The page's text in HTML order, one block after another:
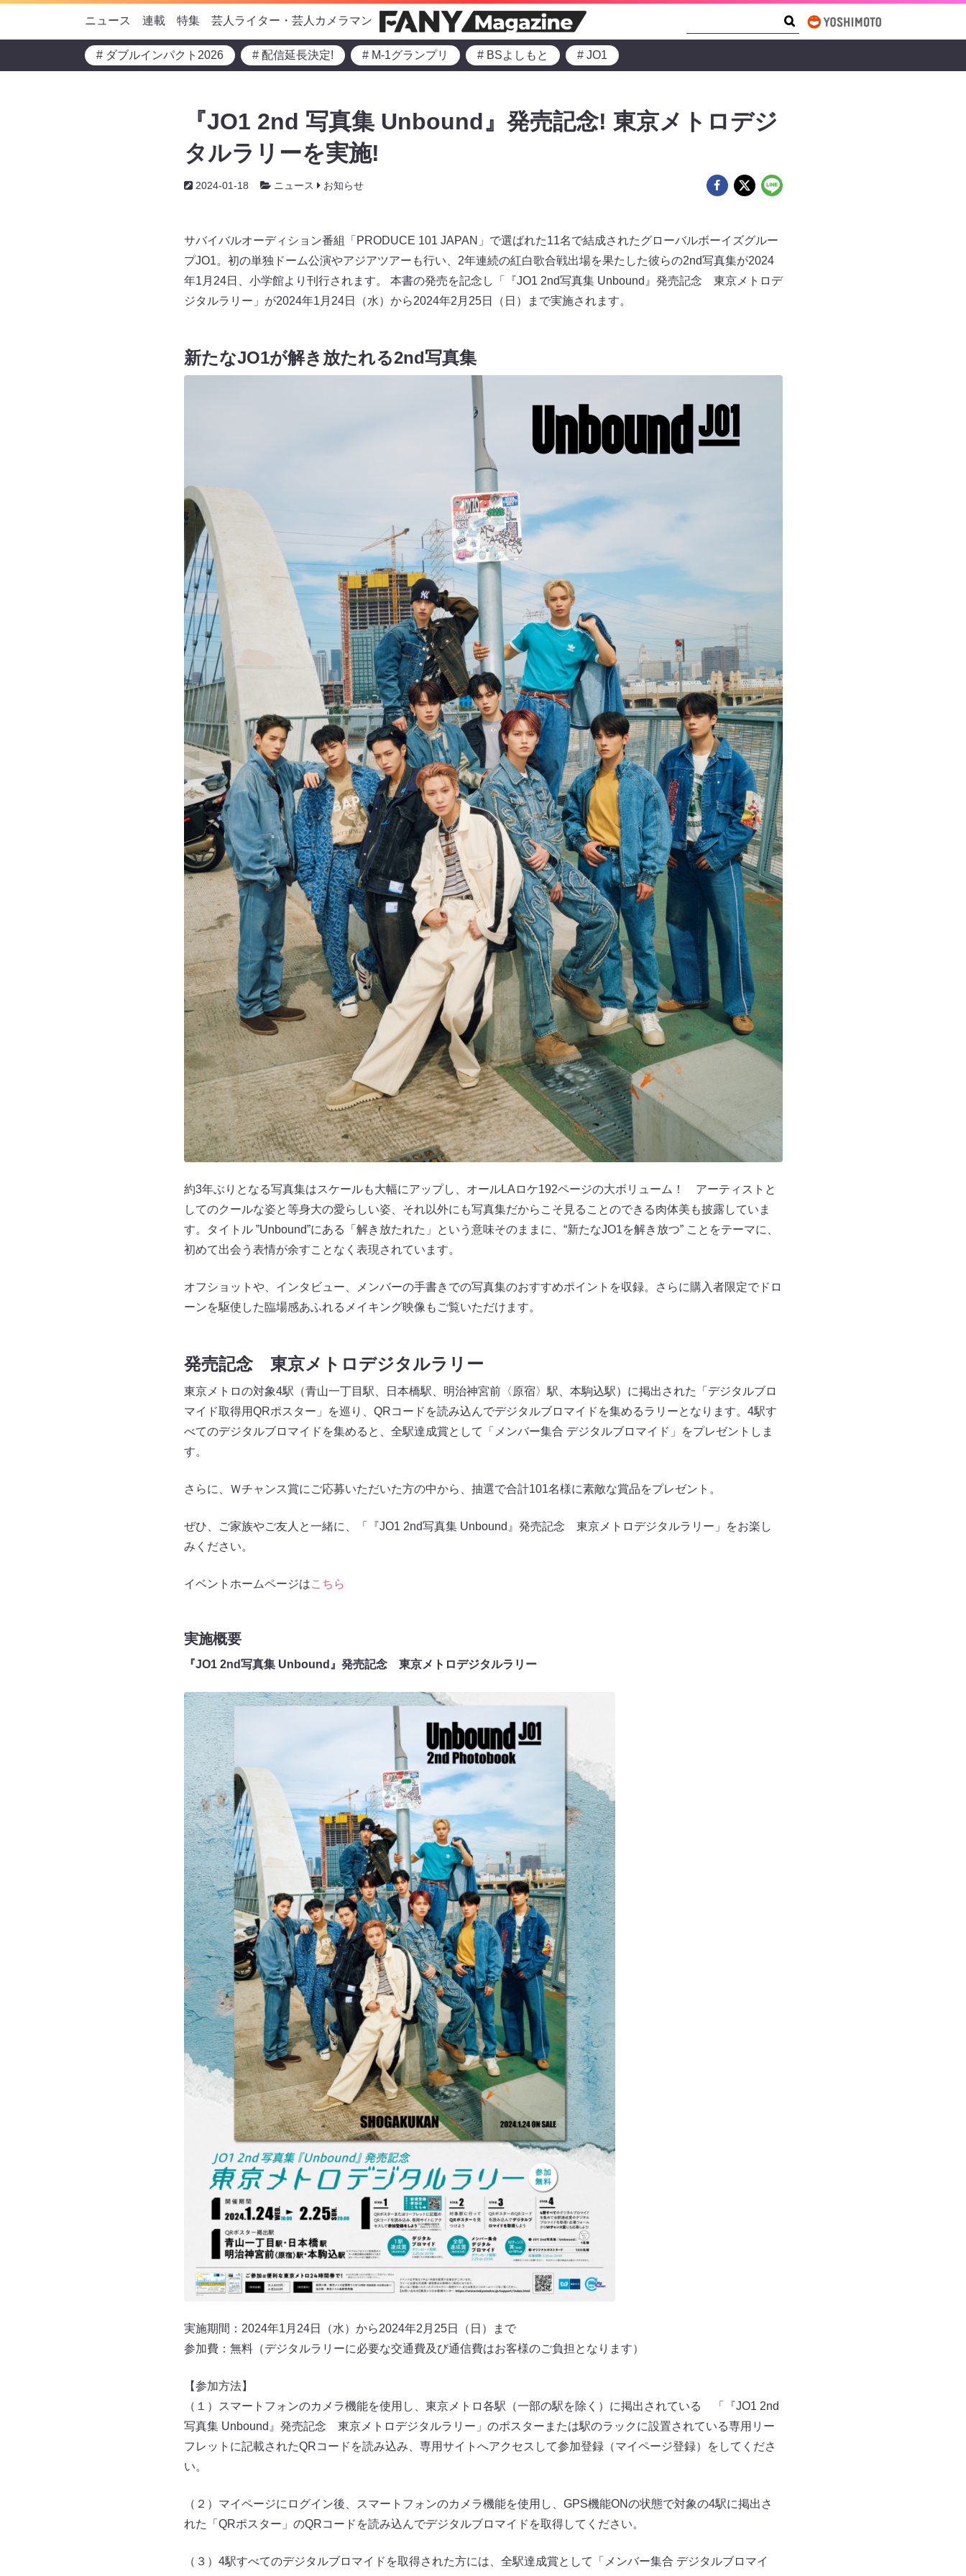
ニュース 連載 特集 芸人ライター・芸人カメラマン
# ダブルインパクト2026 # 配信延長決定! # M-1グランプリ # BSよしもと # JO1
『JO1 2nd 写真集 Unbound』発売記念! 東京メトロデジ
タルラリーを実施!
2024-01-18 ニュース お知らせ
サバイバルオーディション番組「PRODUCE 101 JAPAN」で選ばれた11名で結成されたグローバルボーイズグルー
プJO1。初の単独ドーム公演やアジアツアーも行い、2年連続の紅白歌合戦出場を果たした彼らの2nd写真集が2024
年1月24日、小学館より刊行されます。 本書の発売を記念し「『JO1 2nd写真集 Unbound』発売記念 東京メトロデ
ジタルラリー」が2024年1月24日（水）から2024年2月25日（日）まで実施されます。
新たなJO1が解き放たれる2nd写真集
約3年ぶりとなる写真集はスケールも大幅にアップし、オールLAロケ192ページの大ボリューム！ アーティストと
してのクールな姿と等身大の愛らしい姿、それ以外にも写真集だからこそ見ることのできる肉体美も披露していま
す。タイトル ”Unbound”にある「解き放たれた」という意味そのままに、“新たなJO1を解き放つ” ことをテーマに、
初めて出会う表情が余すことなく表現されています。
オフショットや、インタビュー、メンバーの手書きでの写真集のおすすめポイントを収録。さらに購入者限定でドロ
ーンを駆使した臨場感あふれるメイキング映像もご覧いただけます。
発売記念 東京メトロデジタルラリー
東京メトロの対象4駅（青山一丁目駅、日本橋駅、明治神宮前〈原宿〉駅、本駒込駅）に掲出された「デジタルブロ
マイド取得用QRポスター」を巡り、QRコードを読み込んでデジタルブロマイドを集めるラリーとなります。4駅す
べてのデジタルブロマイドを集めると、全駅達成賞として「メンバー集合 デジタルブロマイド」をプレゼントしま
す。
さらに、Ｗチャンス賞にご応募いただいた方の中から、抽選で合計101名様に素敵な賞品をプレゼント。
ぜひ、ご家族やご友人と一緒に、「『JO1 2nd写真集 Unbound』発売記念 東京メトロデジタルラリー」をお楽し
みください。
イベントホームページはこちら
実施概要
『JO1 2nd写真集 Unbound』発売記念 東京メトロデジタルラリー
実施期間：2024年1月24日（水）から2024年2月25日（日）まで
参加費：無料（デジタルラリーに必要な交通費及び通信費はお客様のご負担となります）
【参加方法】
（１）スマートフォンのカメラ機能を使用し、東京メトロ各駅（一部の駅を除く）に掲出されている 「『JO1 2nd
写真集 Unbound』発売記念 東京メトロデジタルラリー」のポスターまたは駅のラックに設置されている専用リー
フレットに記載されたQRコードを読み込み、専用サイトへアクセスして参加登録（マイページ登録）をしてくださ
い。
（２）マイページにログイン後、スマートフォンのカメラ機能を使用し、GPS機能ONの状態で対象の4駅に掲出さ
れた「QRポスター」のQRコードを読み込んでデジタルブロマイドを取得してください。
（３）4駅すべてのデジタルブロマイドを取得された方には、全駅達成賞として「メンバー集合 デジタルブロマイ